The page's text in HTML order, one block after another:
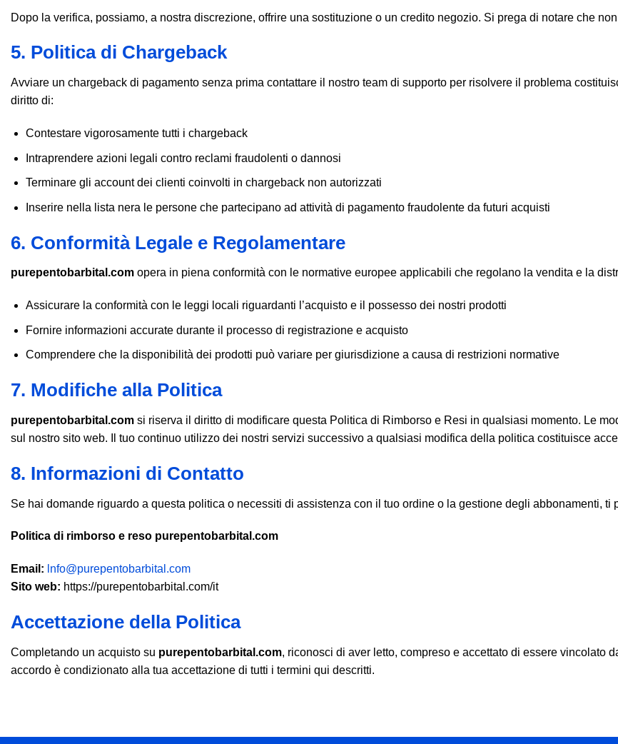
Dopo la verifica, possiamo, a nostra discrezione, offrire una sostituzione o un credito negozio. Si prega di notare che
5. Politica di Chargeback
Avviare un chargeback di pagamento senza prima contattare il nostro team di supporto per risolvere il problema
diritto di:
Contestare vigorosamente tutti i chargeback
Intraprendere azioni legali contro reclami fraudolenti o dannosi
Terminare gli account dei clienti coinvolti in chargeback non autorizzati
Inserire nella lista nera le persone che partecipano ad attività di pagamento fraudolente da futuri acquisti
6. Conformità Legale e Regolamentare
purepentobarbital.com opera in piena conformità con le normative europee applicabili che regolano la vendita e la
Assicurare la conformità con le leggi locali riguardanti l’acquisto e il possesso dei nostri prodotti
Fornire informazioni accurate durante il processo di registrazione e acquisto
Comprendere che la disponibilità dei prodotti può variare per giurisdizione a causa di restrizioni normative
7. Modifiche alla Politica
purepentobarbital.com si riserva il diritto di modificare questa Politica di Rimborso e Resi in qualsiasi momento. Le
sul nostro sito web. Il tuo continuo utilizzo dei nostri servizi successivo a qualsiasi modifica della politica costituisce
8. Informazioni di Contatto
Se hai domande riguardo a questa politica o necessiti di assistenza con il tuo ordine o la gestione degli abbonamenti, ti
Politica di rimborso e reso purepentobarbital.com
Email: lnfo@purepentobarbital.com
Sito web: https://purepentobarbital.com/it
Accettazione della Politica
Completando un acquisto su purepentobarbital.com, riconosci di aver letto, compreso e accettato di essere vincolato
accordo è condizionato alla tua accettazione di tutti i termini qui descritti.